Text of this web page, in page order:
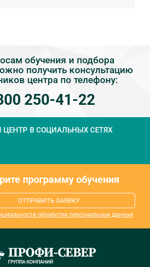
обучения и подбора
получить консультацию
центра по телефону:
250-41-22
ЦЕНТР В СОЦИАЛЬНЫХ СЕТЯХ
программу обучения
ОТПРАВИТЬ ЗАЯВКУ
обработки персональных данных